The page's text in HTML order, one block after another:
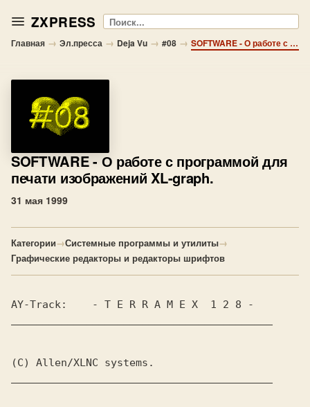
ZXPRESS Поиск
Главная → Эл.пресса → Deja Vu → #08 → SOFTWARE - О работе с программой для печати изображений XL-graph.
SOFTWARE- О работе с программой для
печати изображений XL-graph.
31 мая 1999
Категории→Системные программы и утилиты→
Графические редакторы и редакторы шрифтов
AY-Track:    - T E R R A M E X  1 2 8 -
(C) Allen/XLNC systems.